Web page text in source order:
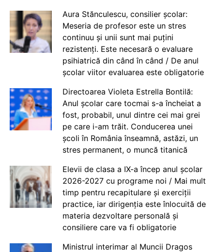
Aura Stănculescu, consilier școlar:
Meseria de profesor este un stres
continuu și unii sunt mai puțini
rezistenți. Este necesară o evaluare
psihiatrică din când în când / De anul
școlar viitor evaluarea este obligatorie
Directoarea Violeta Estrella Bontilă:
Anul școlar care tocmai s-a încheiat a
fost, probabil, unul dintre cei mai grei
pe care i-am trăit. Conducerea unei
școli în România înseamnă, astăzi, un
stres permanent, o muncă titanică
Elevii de clasa a IX-a încep anul școlar
2026-2027 cu programe noi / Mai mult
timp pentru recapitulare și exerciții
practice, iar dirigenția este înlocuită de
materia dezvoltare personală și
consiliere care va fi obligatorie
Ministrul interimar al Muncii Dragos